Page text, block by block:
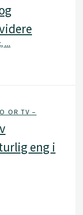
...
OR TV –
eng i